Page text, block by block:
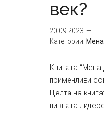
век?
20.09.2023
Категории:
Книгата
применливи
Целта на
нивната